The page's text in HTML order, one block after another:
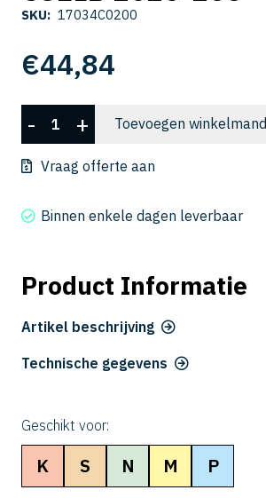
SKU: 17034C0200
€44,84
CSELB
2020-
200
- + Toevoegen winkelmand
Vraag offerte aan
Binnen enkele dagen leverbaar
Product Informatie
Artikel beschrijving
Technische gegevens
Geschikt voor:
K S N M P